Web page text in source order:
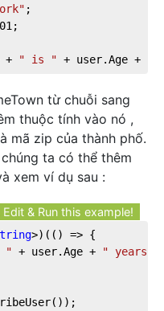
;
;
+ " is " + user.Age +
từ chuỗi sang
thuộc tính vào nó ,
mã zip của thành phố.
ta có thể thêm
xem ví dụ sau :
& Run this example!
>)( ( ) => {
" + user.Age +
" years